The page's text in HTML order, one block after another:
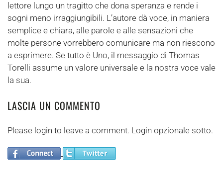
lettore lungo un tragitto che dona speranza e rende i
sogni meno irraggiungibili. L’autore dà voce, in maniera
semplice e chiara, alle parole e alle sensazioni che
molte persone vorrebbero comunicare ma non riescono
a esprimere. Se tutto è Uno, il messaggio di Thomas
Torelli assume un valore universale e la nostra voce vale
la sua.
LASCIA UN COMMENTO
Please login to leave a comment. Login opzionale sotto.